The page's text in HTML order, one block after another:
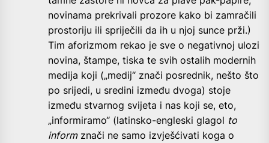
novinama prekrivali prozore kako bi zamračili
prostoriju ili spriječili da ih u njoj sunce prži.)
Tim aforizmom rekao je sve o negativnoj ulozi
novina, štampe, tiska te svih ostalih modernih
medija koji („medij“ znači posrednik, nešto što
po srijedi, u sredini između dvoga) stoje
između stvarnog svijeta i nas koji se, eto,
„informiramo“ (latinsko-engleski glagol to
informznači ne samo izvješćivati koga o